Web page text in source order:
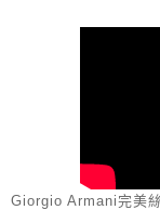
Giorgio Armani完美